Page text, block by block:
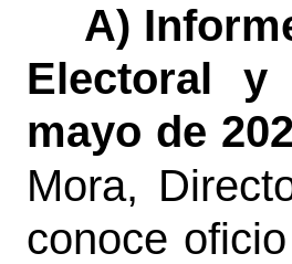
A)
Electoral y
mayo de
Mora,
conoce